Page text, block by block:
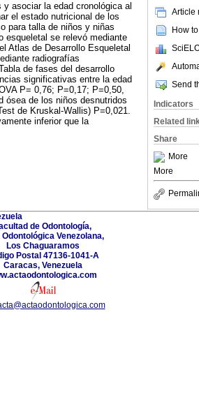
Article
How
Send
Indicators
Related
Share
More
More
asociar la edad cronológica al
el estado nutricional de los
para talla de niños y niñas
esqueletal se relevó mediante
Atlas de Desarrollo Esqueletal
radiografías
de fases del desarrollo
significativas entre la edad
P= 0,76; P=0,17; P=0,50,
ósea de los niños desnutridos
de Kruskal-Wallis) P=0,021.
inferior que la
de Odontología,
Venezolana,
Los Chaguaramos
Postal 47136-1041-A
Caracas, Venezuela